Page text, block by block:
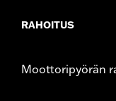
RAHOITUS
Moottoripyörän